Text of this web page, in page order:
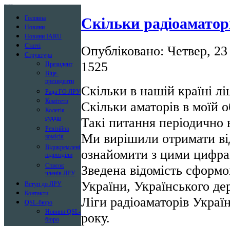
Головна
Новини
Новини IARU
Статті
Структура
Президент
Віце-
президенти
Рада ГО ЛРУ
Комітети
Колегія
суддів
Ревізійна
комісія
Відокремлені
підрозділи
Список
членів ЛРУ
Вступ до ЛРУ
Контакти
QSL-бюро
Новини QSL-
бюро
Скільки
Опубліковано: Четвер,
1525
Скільки в нашій країні
Скільки аматорів в моїй
Такі питання
Ми вирішили отримати
ознайомити з цими
Зведена відомість
України, Українського
Ліги радіоаматорів
року.